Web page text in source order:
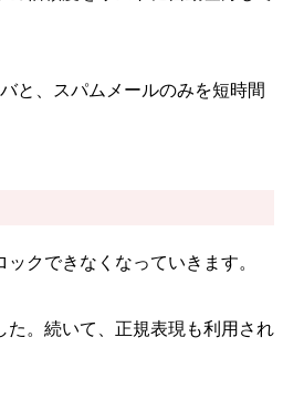
と、スパムメールのみを短時間
クできなくなっていきます。
。続いて、正規表現も利用され